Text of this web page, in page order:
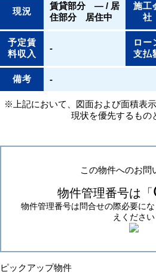
現況
賃貸部分 ― / 居
住部分 居住中
施工
社
予定賃
料収入
-
ロー
支払
備考 -
※上記において、図面および面積表
現状を優先するもの
この物件へのお問
物件管理番号は「
物件管理番号は問合せの際必要に
えください
ピックアップ物件